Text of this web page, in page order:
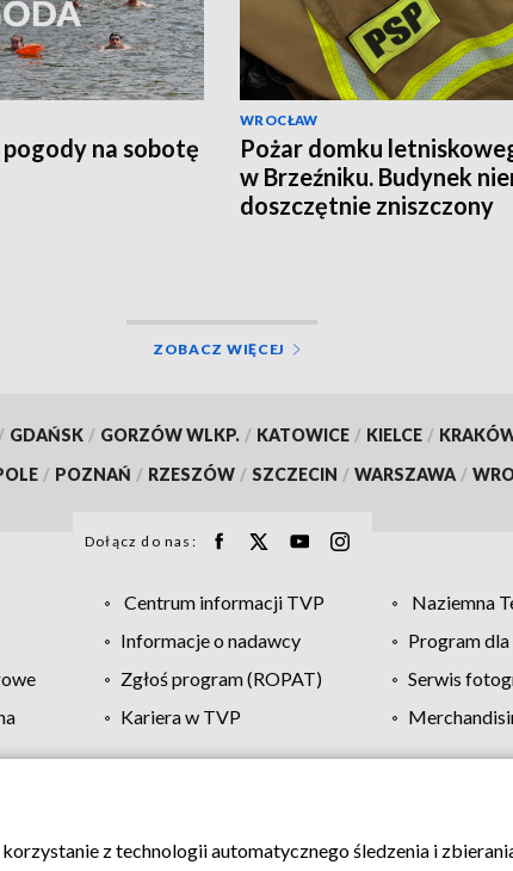
na sobotę
WROCŁAW
Pożar domku
w Brzeźniku. Budynek
doszczętnie zniszczony
ZOBACZ WIĘCEJ
/ GDAŃSK / GORZÓW WLKP. / KATOWICE / KIELCE /
/ POZNAŃ / RZESZÓW / SZCZECIN / WARSZAWA /
Dołącz do nas:
Centrum informacji TVP Naziemna
Informacje o nadawcy
Program
Zgłoś program (ROPAT)
Serwis
Kariera w TVP
prywatności Moje zgody Pomoc Biuro
z technologii automatycznego śledzenia i